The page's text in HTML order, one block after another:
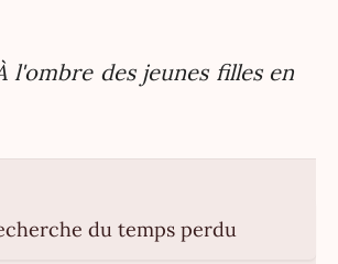
l'ombre des jeunes filles en
du temps perdu